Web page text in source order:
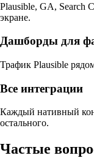
Plausible, GA, Search
экране.
Дашборды для
Трафик Plausible
Все интеграции
Каждый нативный
остального.
Частые